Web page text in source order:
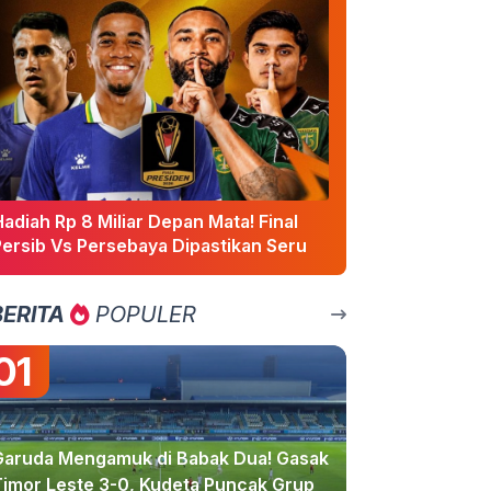
Rp 8 Miliar Depan Mata! Final
Vs Persebaya Dipastikan Seru
POPULER
Mengamuk di Babak Dua! Gasak
Leste 3-0, Kudeta Puncak Grup